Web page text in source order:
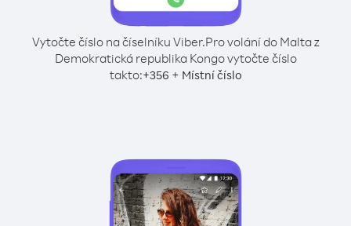
Vytočte číslo na číselníku Viber.Pro volání do Malta z
Demokratická republika Kongo vytočte číslo
takto:+356 + Místní číslo